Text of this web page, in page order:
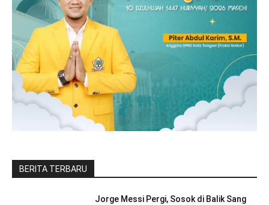
BERITA TERBARU
Jorge Messi Pergi, Sosok di Balik Sang